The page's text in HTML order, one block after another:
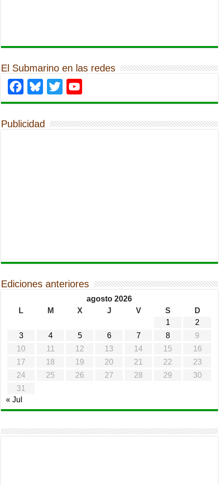
El Submarino en las redes
Facebook
Bluesky
Twitter
Publicidad
Ediciones anteriores
agosto 2026
L
M X J V S
D
1
2
3
4 5 6 7 8
9
10
11 12 13 14 15
16
17
18 19 20 21 22
23
24
25 26 27 28 29
30
31
« Jul